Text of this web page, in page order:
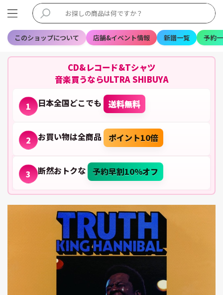
このショップについて 店舗&イベント情報 新譜一覧 予約
CD&レコード&Tシャツ
音楽買うならULTRA SHIBUYA
1 日本全国どこでも 送料無料
2 お買い物は全商品 ポイント10倍
3 断然おトクな 予約早割10%オフ